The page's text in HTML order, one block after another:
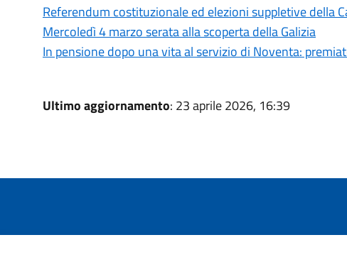
Referendum costituzionale ed elezioni suppletive della
Mercoledì 4 marzo serata alla scoperta della Galizia
In pensione dopo una vita al servizio di Noventa:
Ultimo aggiornamento: 23 aprile 2026, 16:39